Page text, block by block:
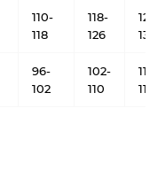
110-
118
118-
126
126-
134
96-
102
102-
110
110-
118